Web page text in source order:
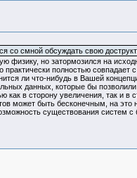
со смной обсуждать свою
физику, но затормозился на
полностью
ли что-нибудь в Вашей
данных, которые бы
как в сторону увеличения, так и
может быть бесконечным, на
существования систем с